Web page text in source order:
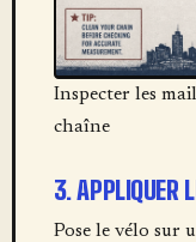
Inspecter les
chaîne
3. APPLIQUER
Pose le vélo sur